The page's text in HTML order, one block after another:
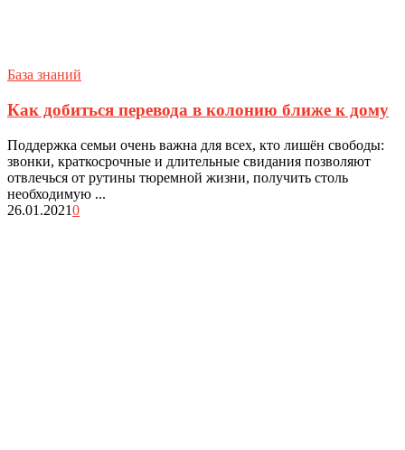
База знаний
Как добиться перевода в колонию ближе к дому
Поддержка семьи очень важна для всех, кто лишён свободы:
звонки, краткосрочные и длительные свидания позволяют
отвлечься от рутины тюремной жизни, получить столь
необходимую ...
26.01.20210